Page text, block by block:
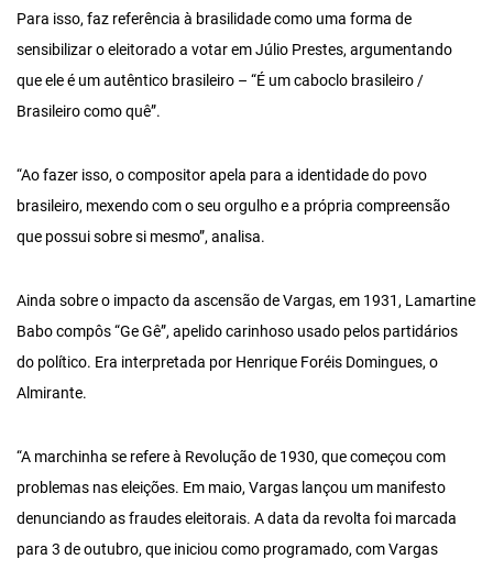
Para isso, faz referência à brasilidade como uma forma de
sensibilizar o eleitorado a votar em Júlio Prestes, argumentando
que ele é um autêntico brasileiro – “É um caboclo brasileiro /
Brasileiro como quê”.
“Ao fazer isso, o compositor apela para a identidade do povo
brasileiro, mexendo com o seu orgulho e a própria compreensão
que possui sobre si mesmo”, analisa.
Ainda sobre o impacto da ascensão de Vargas, em 1931, Lamartine
Babo compôs “Ge Gê”, apelido carinhoso usado pelos partidários
do político. Era interpretada por Henrique Foréis Domingues, o
Almirante.
“A marchinha se refere à Revolução de 1930, que começou com
problemas nas eleições. Em maio, Vargas lançou um manifesto
denunciando as fraudes eleitorais. A data da revolta foi marcada
para 3 de outubro, que iniciou como programado, com Vargas